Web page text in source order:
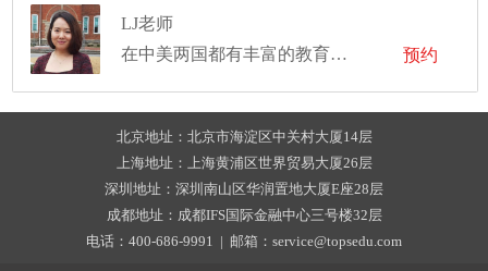
LJ老师
在中美两国都有丰富的教育领域工作经验
预约
北京地址：北京市海淀区中关村大厦14层
上海地址：上海黄浦区世界贸易大厦26层
深圳地址：深圳南山区华润置地大厦E座28层
成都地址：成都IFS国际金融中心三号楼32层
电话：400-686-9991 | 邮箱：service@topsedu.com